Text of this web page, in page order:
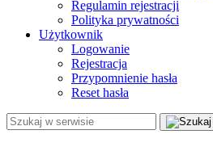
Regulamin rejestracji
Polityka prywatności
Użytkownik
Logowanie
Rejestracja
Przypomnienie hasła
Reset hasła